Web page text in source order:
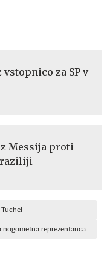
za SP v
Messija proti
nogometna reprezentanca